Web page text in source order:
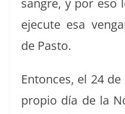
eje­cute esa
de Pasto.
Entonces, el 24
pro­pio día de la